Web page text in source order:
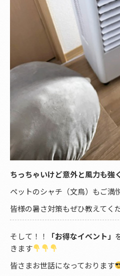
ちっちゃいけど意外と風力も強
ペットのシャチ（文鳥）もご
皆様の暑さ対策もぜひ教えて
そして！！ 「お得なイベント」
きます
皆さまお世話になっております